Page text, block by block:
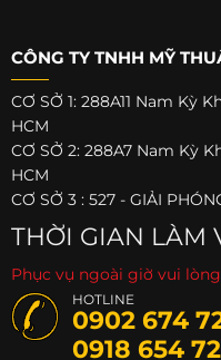
CÔNG TY TNHH MỸ
CƠ SỞ 1: 288A11 Nam Kỳ
HCM
CƠ SỞ 2: 288A7 Nam Kỳ
HCM
CƠ SỞ 3 : 527 - GIẢI
THỜI GIAN LÀM
Phục vụ ngoài giờ vui
HOTLINE
0902 674
0918 654